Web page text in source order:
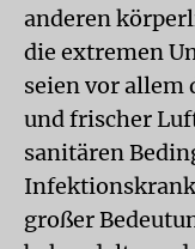
anderen
die extremen
seien vor allem
und frischer
sanitären
großer